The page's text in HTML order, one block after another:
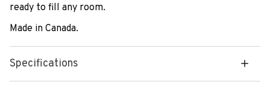
ready to fill any room.
Made in Canada.
Specifications